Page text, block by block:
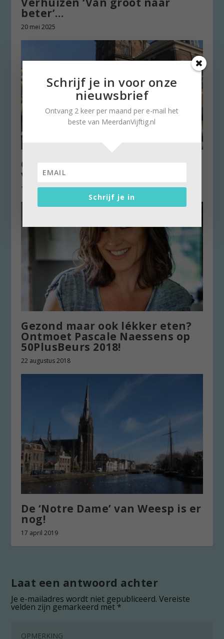
beter’…
20 mei 2025
Op naar het terras, vanaf
vandaag mag het weer!
1 juni 2020
Gezond maar ook lékker eten?
Ontmoet Pascale Naessens op
50PlusBeurs 2018!
22 augustus 2018
De ‘Notre Dame’ van Weesp is er
nog!
17 april 2019
Laat een antwoord achter
Je e-mailadres wordt niet gepubliceerd. Vereiste
velden zijn gemarkeerd met*
Schrijf je in voor onze
nieuwsbrief
Ontvang 2 keer per maand per e-mail het
beste van MeerdanVijftig.nl
Schrijf je in